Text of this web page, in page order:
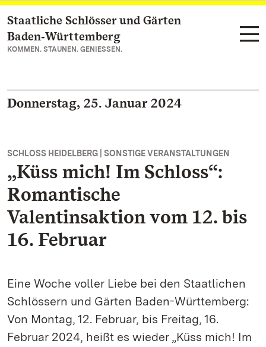
Zum Hauptinhalt springen
Staatliche Schlösser und Gärten
Baden‑Württemberg
KOMMEN. STAUNEN. GENIESSEN.
Donnerstag, 25. Januar 2024
SCHLOSS HEIDELBERG | SONSTIGE VERANSTALTUNGEN
„Küss mich! Im Schloss“:
Romantische
Valentinsaktion vom 12. bis
16. Februar
Eine Woche voller Liebe bei den Staatlichen
Schlössern und Gärten Baden-Württemberg:
Von Montag, 12. Februar, bis Freitag, 16.
Februar 2024, heißt es wieder „Küss mich! Im